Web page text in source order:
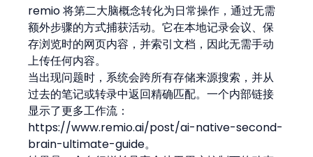
remio 将第二大脑概念转化为日常操作，通过无需
额外步骤的方式捕获活动。它在本地记录会议、保
存浏览时的网页内容，并索引文档，因此无需手动
上传任何内容。
当出现问题时，系统会跨所有存储来源搜索，并从
过去的笔记或转录中返回精确匹配。一个内部链接
显示了更多工作流：
https://www.remio.ai/post/ai-native-second-
brain-ultimate-guide。